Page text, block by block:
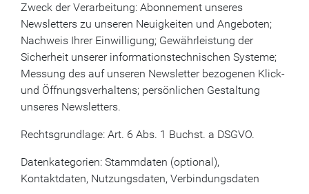
Zweck der Verarbeitung: Abonnement unseres
Newsletters zu unseren Neuigkeiten und Angeboten;
Nachweis Ihrer Einwilligung; Gewährleistung der
Sicherheit unserer informationstechnischen Systeme;
Messung des auf unseren Newsletter bezogenen Klick-
und Öffnungsverhaltens; persönlichen Gestaltung
unseres Newsletters.
Rechtsgrundlage: Art. 6 Abs. 1 Buchst. a DSGVO.
Datenkategorien: Stammdaten (optional),
Kontaktdaten, Nutzungsdaten, Verbindungsdaten